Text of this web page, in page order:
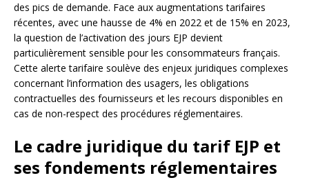
des pics de demande. Face aux augmentations tarifaires
récentes, avec une hausse de 4% en 2022 et de 15% en 2023,
la question de l’activation des jours EJP devient
particulièrement sensible pour les consommateurs français.
Cette alerte tarifaire soulève des enjeux juridiques complexes
concernant l’information des usagers, les obligations
contractuelles des fournisseurs et les recours disponibles en
cas de non-respect des procédures réglementaires.
Le cadre juridique du tarif EJP et
ses fondements réglementaires